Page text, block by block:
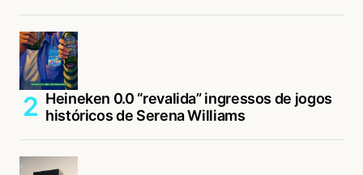
Heineken 0.0 “revalida” ingressos de jogos
históricos de Serena Williams